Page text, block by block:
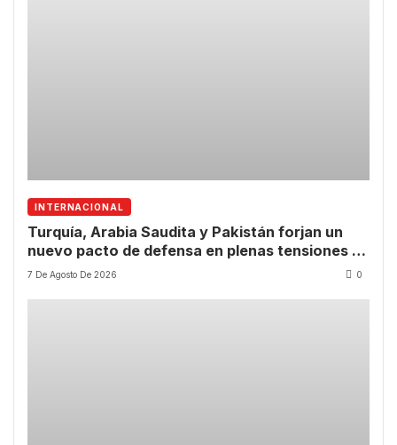
INTERNACIONAL
Turquía, Arabia Saudita y Pakistán forjan un
nuevo pacto de defensa en plenas tensiones en
Oriente Medio
7 De Agosto De 2026 0